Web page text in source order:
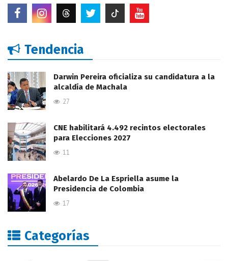
Tendencia
Darwin Pereira oficializa su candidatura a la
alcaldía de Machala
27
CNE habilitará 4.492 recintos electorales
para Elecciones 2027
11
Abelardo De La Espriella asume la
Presidencia de Colombia
17
Categorías